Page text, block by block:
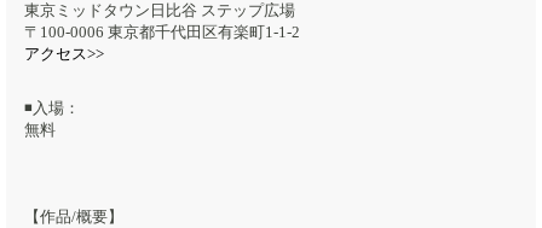
東京ミッドタウン日比谷 ステップ広場
〒100-0006 東京都千代田区有楽町1-1-2
アクセス>>
◾️入場：
無料
【作品/概要】